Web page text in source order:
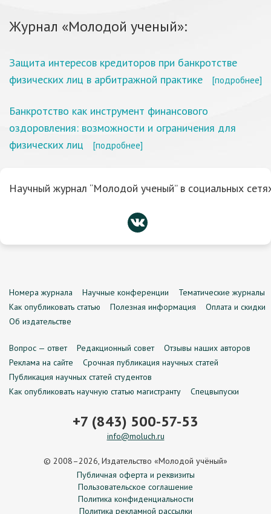
Журнал «Молодой ученый»:
Защита интересов кредиторов при банкротстве
физических лиц в арбитражной практике
[подробнее]
Банкротство как инструмент финансового
оздоровления: возможности и ограничения для
физических лиц
[подробнее]
Научный журнал “Молодой ученый” в социальных
Номера журнала Научные конференции
Тематические журналы
Как опубликовать статью
Полезная информация
Оплата и скидки
Об издательстве
Вопрос — ответ Редакционный совет
Отзывы наших авторов
Реклама на сайте
Срочная публикация научных статей
Публикация научных статей студентов
Как опубликовать научную статью магистранту
Спецвыпуски
+7 (843) 500-57-53
info@moluch.ru
© 2008–2026, Издательство «Молодой учёный»
Публичная оферта и реквизиты
Пользовательское соглашение
Политика конфиденциальности
Политика рекламной рассылки